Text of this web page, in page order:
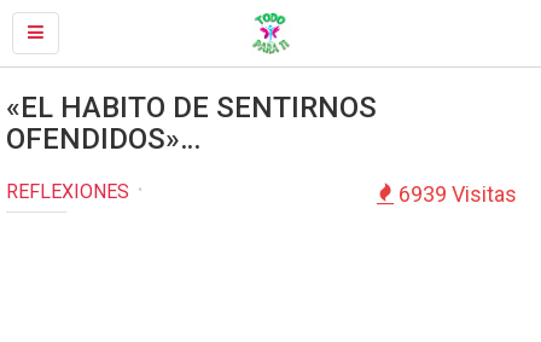
«EL HABITO DE SENTIRNOS
OFENDIDOS»…
REFLEXIONES 6939 Visitas